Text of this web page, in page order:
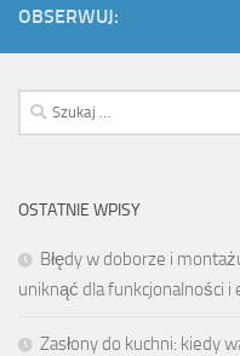
OBSERWUJ:
Szukaj:
OSTATNIE WPISY
Błędy w doborze i
uniknąć dla funkcjonalności i
Zasłony do kuchni: kiedy